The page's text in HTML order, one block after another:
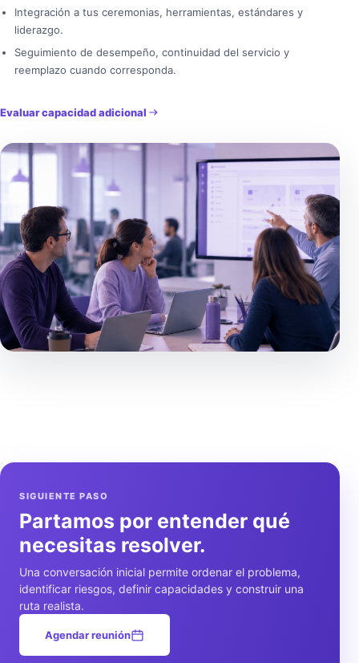
Integración a tus ceremonias, herramientas, estándares y
liderazgo.
Seguimiento de desempeño, continuidad del servicio y
reemplazo cuando corresponda.
Evaluar capacidad adicional
SIGUIENTE PASO
Partamos por entender qué
necesitas resolver.
Una conversación inicial permite ordenar el problema,
identificar riesgos, definir capacidades y construir una
ruta realista.
Agendar reunión